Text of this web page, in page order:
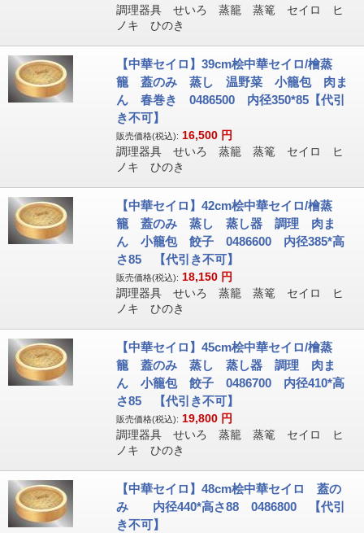
調理器具 せいろ 蒸籠 蒸篭 セイロ ヒ
ノキ ひのき
【中華セイロ】39cm桧中華セイロ/檜蒸
籠 蓋のみ 蒸し 温野菜 小籠包 肉ま
ん 春巻き 0486500 内径350*85【代引
き不可】
販売価格(税込): 16,500 円
調理器具 せいろ 蒸籠 蒸篭 セイロ ヒ
ノキ ひのき
【中華セイロ】42cm桧中華セイロ/檜蒸
籠 蓋のみ 蒸し 蒸し器 調理 肉ま
ん 小籠包 餃子 0486600 内径385*高
さ85 【代引き不可】
販売価格(税込): 18,150 円
調理器具 せいろ 蒸籠 蒸篭 セイロ ヒ
ノキ ひのき
【中華セイロ】45cm桧中華セイロ/檜蒸
籠 蓋のみ 蒸し 蒸し器 調理 肉ま
ん 小籠包 餃子 0486700 内径410*高
さ85 【代引き不可】
販売価格(税込): 19,800 円
調理器具 せいろ 蒸籠 蒸篭 セイロ ヒ
ノキ ひのき
【中華セイロ】48cm桧中華セイロ 蓋の
み 内径440*高さ88 0486800 【代引
き不可】